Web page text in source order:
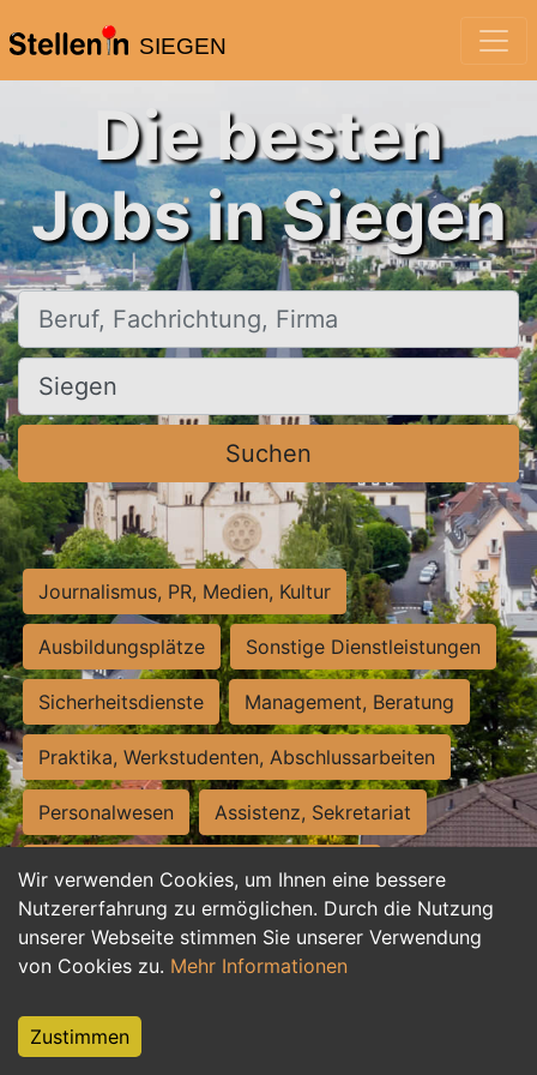
SIEGEN
Wir verwenden Cookies, um Ihnen eine bessere
Nutzererfahrung zu ermöglichen. Durch die Nutzung
unserer Webseite stimmen Sie unserer Verwendung
von Cookies zu. Mehr Informationen
Zustimmen
Die besten
Jobs in Siegen
Beruf, Fachrichtung, Firma
Ort, Stadt
Suchen
Journalismus, PR, Medien, Kultur
Ausbildungsplätze Sonstige Dienstleistungen
Sicherheitsdienste Management, Beratung
Praktika, Werkstudenten, Abschlussarbeiten
Personalwesen Assistenz, Sekretariat
Hilfskräfte, Aushilfs- und Nebenjobs
Einkauf, Logistik, Materialwirtschaft
Weiterbildung, Studium, duale Ausbildung
Tourismus